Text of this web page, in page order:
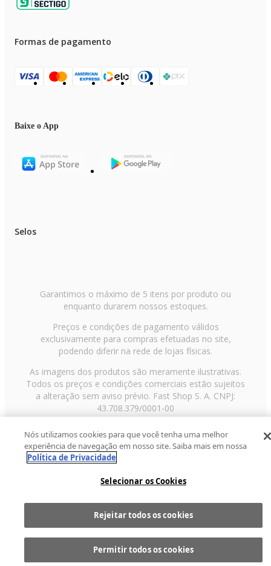
Comprar
Formas de pagamento
Baixe o App
Selos
Garantimos o máximo de 5 itens por produto ou
enquanto durarem nossos estoques.
Preços e condições de pagamento válidos
exclusivamente para compras efetuadas no site,
podendo diferir na rede de lojas físicas.
As imagens dos produtos são meramente ilustrativas.
Todos os preços e condições comerciais estão sujeitos
a alteração sem aviso prévio. Fast Shop S. A. CNPJ:
43.708.379/0001-00
Avenida Zaki Narchi, nº 1650, sobreloja, Carandiru, São
Paulo/SP, CEP 02029-001, Telefone: 11 3003-3728 ©
2013 Fast Shop - Todos os direitos reservadosRF
Nós utilizamos cookies para que você tenha uma melhor
experiência de navegação em nosso site. Saiba mais em nossa
Política de Privacidade
Selecionar os Cookies
Rejeitar todos os cookies
Permitir todos os cookies